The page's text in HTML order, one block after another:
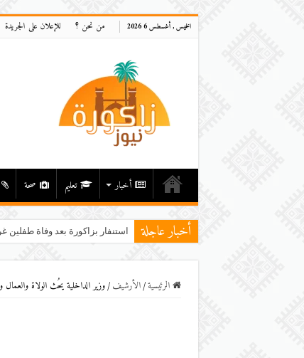
الخميس , أغسطس 6 2026 من نحن ؟ للإعلان على الجريدة
أخبار تعليم صحة
أخبار عاجلة استنفار بزاكورة بعد وفاة طفلين
الرئيسية/اﻷرشيف/وزير الداخلية يحُث الولاة والعمال